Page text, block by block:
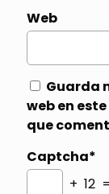
Web
Guarda
web en
que
Captcha*
+ 12